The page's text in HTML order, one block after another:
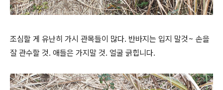
조심할 게 유난히 가시 관목들이 많다. 반바지는 입지 말것~ 손을
잘 관수할 것. 애들은 가지말 것. 얼굴 긁힙니다.